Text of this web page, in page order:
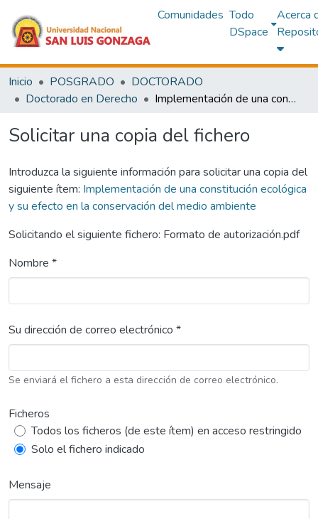
Comunidades Todo
DSpace
Acerca
Inicio POSGRADO
DOCTORADO
Doctorado en Derecho
Implementación de una constitución ecológica y su efecto en la conservación del medio ambiente
Solicitar una copia del fichero
Introduzca la siguiente información para solicitar una copia del
siguiente ítem: Implementación de una constitución ecológica
y su efecto en la conservación del medio ambiente
Solicitando el siguiente fichero: Formato de autorización.pdf
Nombre *
Su dirección de correo electrónico *
Se enviará el fichero a esta dirección de correo electrónico.
Ficheros
Todos los ficheros (de este ítem) en acceso restringido
Solo el fichero indicado
Mensaje